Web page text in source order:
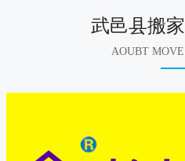
武邑县搬
AOUBT